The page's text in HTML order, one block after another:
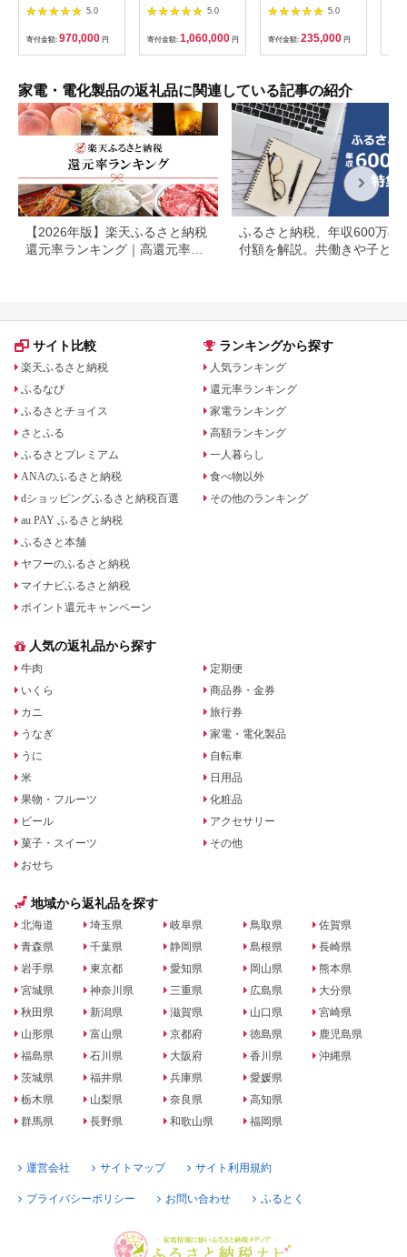
SX130M L(H) 【 洗濯
機 HITACHI 日立 家電
茨城県 日立市 】
5.0
寄付金額: 970,000 円
STX130M L(W)【沖縄
県、離島への配送不
可】 【 洗濯機
HITACHI 日立 家電 茨
城県 日立市 】
5.0
寄付金額: 1,060,000 円
100A03-W ホワイト
5.0
寄付金額: 235,000 円
家電・電化製品の返礼品に関連している記事の紹介
【2026年版】楽天ふるさと納税
還元率ランキング｜高還元率返
ふるさと納税、年収600万の
付額を解説。共働きや子ども
サイト比較
楽天ふるさと納税
ふるなび
ふるさとチョイス
さとふる
ふるさとプレミアム
ANAのふるさと納税
dショッピングふるさと納税百選
au PAY ふるさと納税
ふるさと本舗
ヤフーのふるさと納税
マイナビふるさと納税
ポイント還元キャンペーン
ランキングから探す
人気ランキング
還元率ランキング
家電ランキング
高額ランキング
一人暮らし
食べ物以外
その他のランキング
人気の返礼品から探す
牛肉
いくら
カニ
うなぎ
うに
米
果物・フルーツ
ビール
菓子・スイーツ
おせち
定期便
商品券・金券
旅行券
家電・電化製品
自転車
日用品
化粧品
アクセサリー
その他
地域から返礼品を探す
北海道
青森県
岩手県
宮城県
秋田県
山形県
福島県
茨城県
栃木県
群馬県
埼玉県
千葉県
東京都
神奈川県
新潟県
富山県
石川県
福井県
山梨県
長野県
岐阜県
静岡県
愛知県
三重県
滋賀県
京都府
大阪府
兵庫県
奈良県
和歌山県
鳥取県
島根県
岡山県
広島県
山口県
徳島県
香川県
愛媛県
高知県
福岡県
佐賀県
長崎県
熊本県
大分県
宮崎県
鹿児島県
沖縄県
運営会社 サイトマップ サイト利用規約
プライバシーポリシー お問い合わせ ふるとく